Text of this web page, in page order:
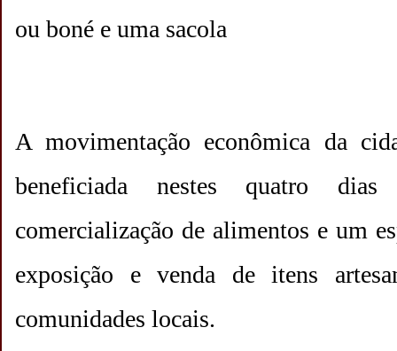
ou boné e uma sacola
A movimentação econômica da
beneficiada nestes quatro
comercialização de alimentos e um
exposição e venda de itens
comunidades locais.